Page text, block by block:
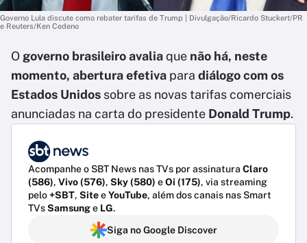
Governo Lula discute como rebater tarifas de Trump | Divulgação/Ricardo Stuckert/PR
e Reuters/Ken Cedeno
O governo brasileiro avaliaque não há, neste
momento, abertura efetiva para diálogo com os
Estados Unidos sobre as novas tarifas comerciais
anunciadas na carta do presidente Donald Trump.
Acompanhe o SBT News nas TVs por assinatura Claro
(586), Vivo (576), Sky (580) eOi (175), via streaming
pelo+SBT, SiteeYouTube, além dos canais nas Smart
TVsSamsunge LG.
Siga no Google Discover